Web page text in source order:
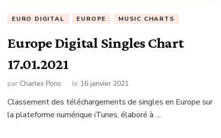
EURO DIGITAL EUROPE MUSIC CHARTS
Europe Digital Singles Chart
17.01.2021
par Charles Pons le 16 janvier 2021
Classement des téléchargements de singles en Europe sur
la plateforme numérique iTunes, élaboré à …